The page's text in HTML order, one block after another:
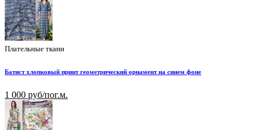
Плательные ткани
Батист хлопковый принт геометрический орнамент на синем фоне
1 000 руб/пог.м.